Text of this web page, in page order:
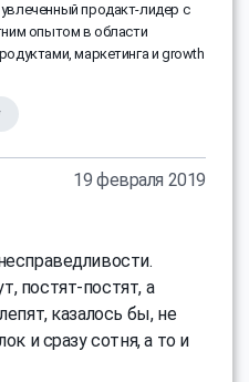
продакт-лидер с
опытом в области
маркетинга и growth
19 февраля 2019
постят-постят, а
казалось бы, не
и сразу сотня, а то и